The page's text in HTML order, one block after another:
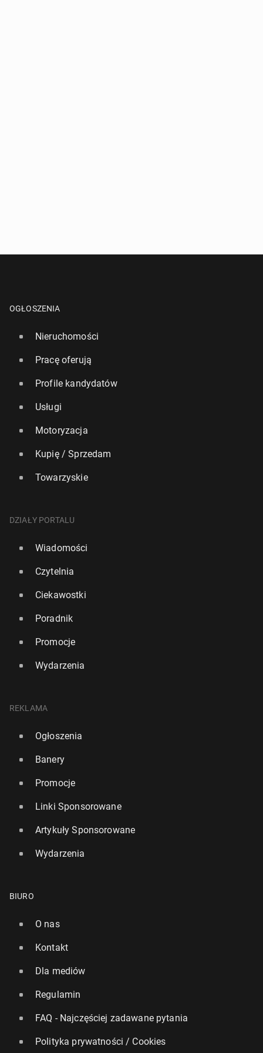
OGŁOSZENIA
Nieruchomości
Pracę oferują
Profile kandydatów
Usługi
Motoryzacja
Kupię / Sprzedam
Towarzyskie
DZIAŁY PORTALU
Wiadomości
Czytelnia
Ciekawostki
Poradnik
Promocje
Wydarzenia
REKLAMA
Ogłoszenia
Banery
Promocje
Linki Sponsorowane
Artykuły Sponsorowane
Wydarzenia
BIURO
O nas
Kontakt
Dla mediów
Regulamin
FAQ - Najczęściej zadawane pytania
Polityka prywatności / Cookies